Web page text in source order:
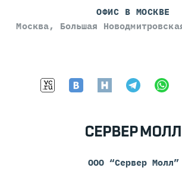
ОФИС В МОСКВЕ
Москва, Большая
ООО “Сервер Молл”